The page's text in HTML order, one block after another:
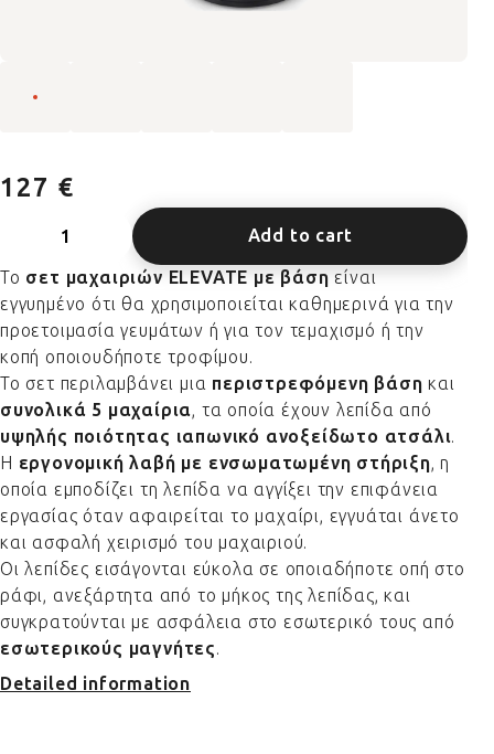
127 €
Add to cart
Το σετ μαχαιριών ELEVATE με βάσηείναι
εγγυημένο ότι θα χρησιμοποιείται καθημερινά για την
προετοιμασία γευμάτων ή για τον τεμαχισμό ή την
κοπή οποιουδήποτε τροφίμου.
Το σετ περιλαμβάνει μια περιστρεφόμενη βάση και
συνολικά 5 μαχαίρια, τα οποία έχουν λεπίδα από
υψηλής ποιότητας ιαπωνικό ανοξείδωτο ατσάλι.
Η εργονομική λαβή με ενσωματωμένη στήριξη, η
οποία εμποδίζει τη λεπίδα να αγγίξει την επιφάνεια
εργασίας όταν αφαιρείται το μαχαίρι, εγγυάται άνετο
και ασφαλή χειρισμό του μαχαιριού.
Οι λεπίδες εισάγονται εύκολα σε οποιαδήποτε οπή στο
ράφι, ανεξάρτητα από το μήκος της λεπίδας, και
συγκρατούνται με ασφάλεια στο εσωτερικό τους από
εσωτερικούς μαγνήτες.
Detailed information